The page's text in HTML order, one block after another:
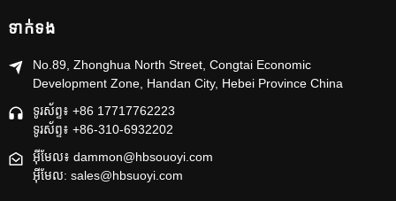
ទាក់ទង
No.89, Zhonghua North Street, Congtai Economic
Development Zone, Handan City, Hebei Province China
ទូរស័ព្ទ៖ +86 17717762223
ទូរស័ព្ទ៖ +86-310-6932202
អ៊ីមែល៖ dammon@hbsouoyi.com
អ៊ីមែល: sales@hbsuoyi.com